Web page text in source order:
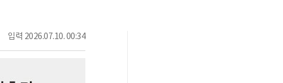
입력 2026.07.10. 00:34